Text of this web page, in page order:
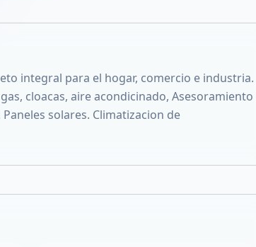
integral para el hogar, comercio e industria.
cloacas, aire acondicinado, Asesoramiento
solares. Climatizacion de